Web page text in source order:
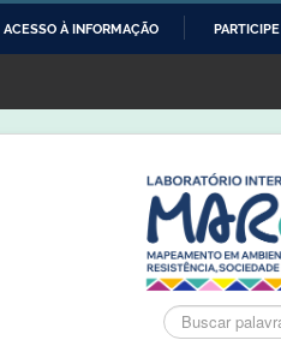
ACESSO À INFORMAÇÃO PARTICIPE
Busca